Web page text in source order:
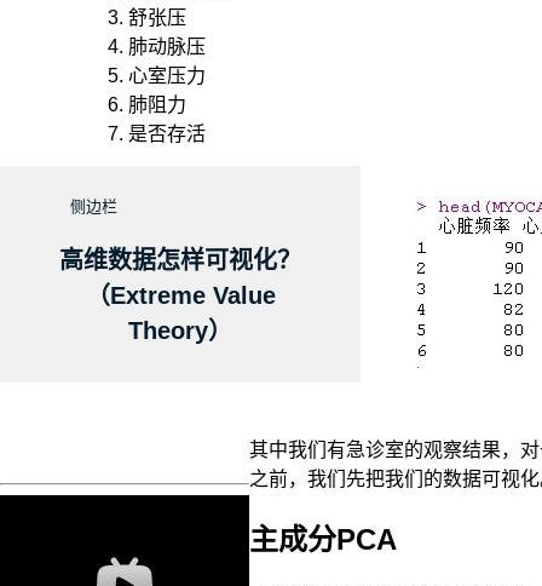
舒张压
肺动脉压
心室压力
肺阻力
是否存活
侧边栏
高维数据怎样可视化？
（Extreme Value
Theory）
其中我们有急诊室的观察结果，
之前，我们先把我们的数据可视
主成分PCA